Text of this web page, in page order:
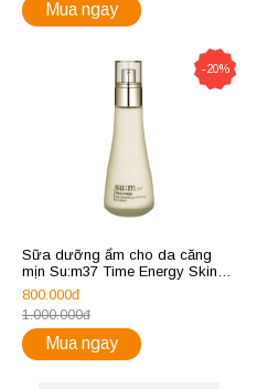
Mua ngay
-20%
Sữa dưỡng ẩm cho da căng
mịn Su:m37 Time Energy Skin
Resetting Softening Emulsion
800.000đ
1.000.000đ
Mua ngay